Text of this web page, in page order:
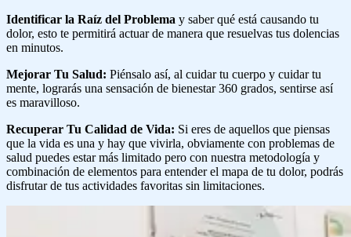
Identificar la Raíz del Problema y saber qué está causando tu
dolor, esto te permitirá actuar de manera que resuelvas tus dolencias
en minutos.
Mejorar Tu Salud: Piénsalo así, al cuidar tu cuerpo y cuidar tu
mente, lograrás una sensación de bienestar 360 grados, sentirse así
es maravilloso.
Recuperar Tu Calidad de Vida: Si eres de aquellos que piensas
que la vida es una y hay que vivirla, obviamente con problemas de
salud puedes estar más limitado pero con nuestra metodología y
combinación de elementos para entender el mapa de tu dolor, podrás
disfrutar de tus actividades favoritas sin limitaciones.